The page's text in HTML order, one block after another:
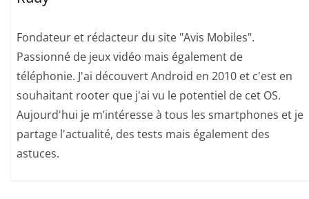
Fondateur et rédacteur du site "Avis Mobiles".
Passionné de jeux vidéo mais également de
téléphonie. J'ai découvert Android en 2010 et c'est en
souhaitant rooter que j'ai vu le potentiel de cet OS.
Aujourd'hui je m’intéresse à tous les smartphones et je
partage l'actualité, des tests mais également des
astuces.